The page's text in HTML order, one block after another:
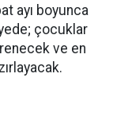
ayı boyunca
çocuklar
ve en